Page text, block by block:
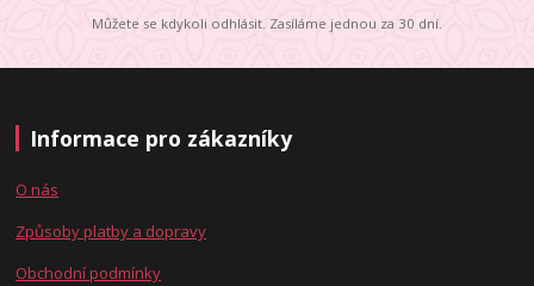
Můžete se kdykoli odhlásit. Zasíláme jednou za 30 dní.
Informace pro zákazníky
O nás
Způsoby platby a dopravy
Obchodní podmínky